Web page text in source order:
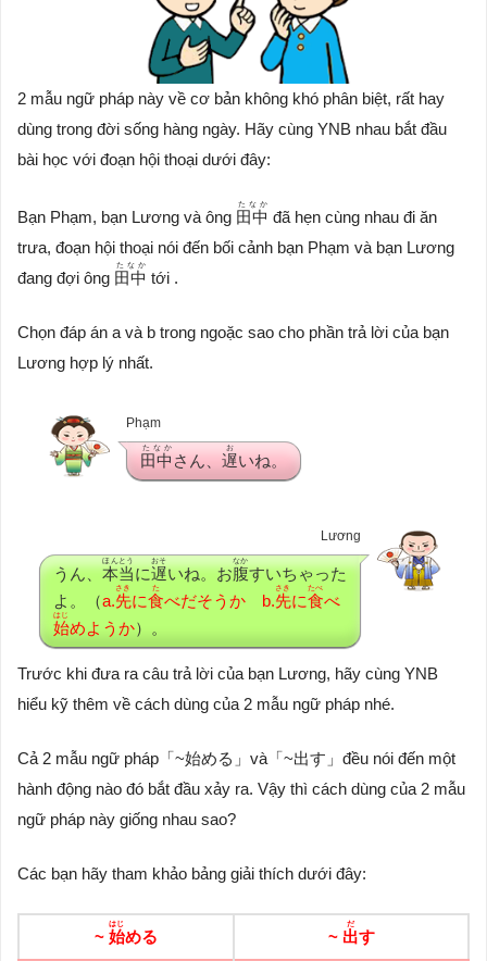
2 mẫu ngữ pháp này về cơ bản không khó phân biệt, rất hay
dùng trong đời sống hàng ngày. Hãy cùng YNB nhau bắt đầu
bài học với đoạn hội thoại dưới đây:
Bạn Phạm, bạn Lương và ông 田中
たなか
đã hẹn cùng nhau đi ăn
trưa, đoạn hội thoại nói đến bối cảnh bạn Phạm và bạn Lương
đang đợi ông 田中
たなか
tới .
Chọn đáp án a và b trong ngoặc sao cho phần trả lời của bạn
Lương hợp lý nhất.
Phạm
田中
たなか
さん、 遅
お
いね。
Lương
うん、本当
ほんとう
に遅
おそ
いね。お腹
なか
すいちゃった
よ。（a.先
さき
に食
た
べだそうか b.先
さき
に食
たべ
べ
始
はじ
めようか）。
Trước khi đưa ra câu trả lời của bạn Lương, hãy cùng YNB
hiểu kỹ thêm về cách dùng của 2 mẫu ngữ pháp nhé.
Cả 2 mẫu ngữ pháp「~始める」và「~出す」đều nói đến một
hành động nào đó bắt đầu xảy ra. Vậy thì cách dùng của 2 mẫu
ngữ pháp này giống nhau sao?
Các bạn hãy tham khảo bảng giải thích dưới đây:
~ 始
はじ
める ~ 出
だ
す